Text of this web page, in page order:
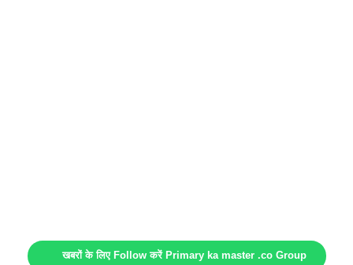
खबरों के लिए Follow करें Primary ka master .co Group